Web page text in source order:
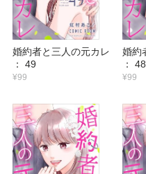
婚約者と三人の元カレ
： 49
¥99
婚約
： 48
¥99